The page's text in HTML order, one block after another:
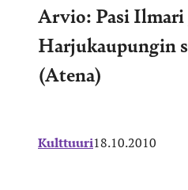
Arvio: Pasi Ilmari
Harjukaupungin
(Atena)
Kulttuuri18.10.2010